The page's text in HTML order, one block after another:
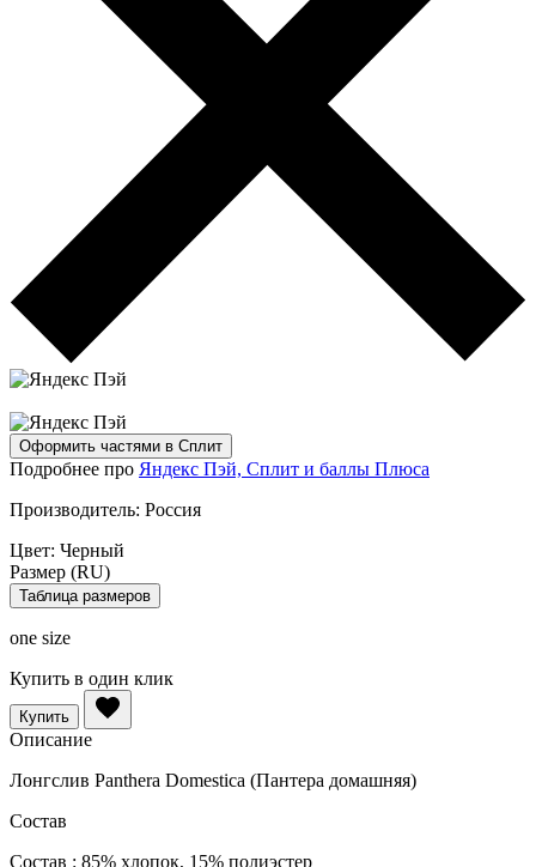
Оформить частями в Сплит
Подробнее про Яндекс Пэй, Сплит и баллы Плюса
Производитель: Россия
Цвет: Черный
Размер (RU)
Таблица размеров
one size
Купить в один клик
Купить
Описание
Лонгслив Panthera Domestica (Пантера домашняя)
Состав
Состав : 85% хлопок, 15% полиэстер